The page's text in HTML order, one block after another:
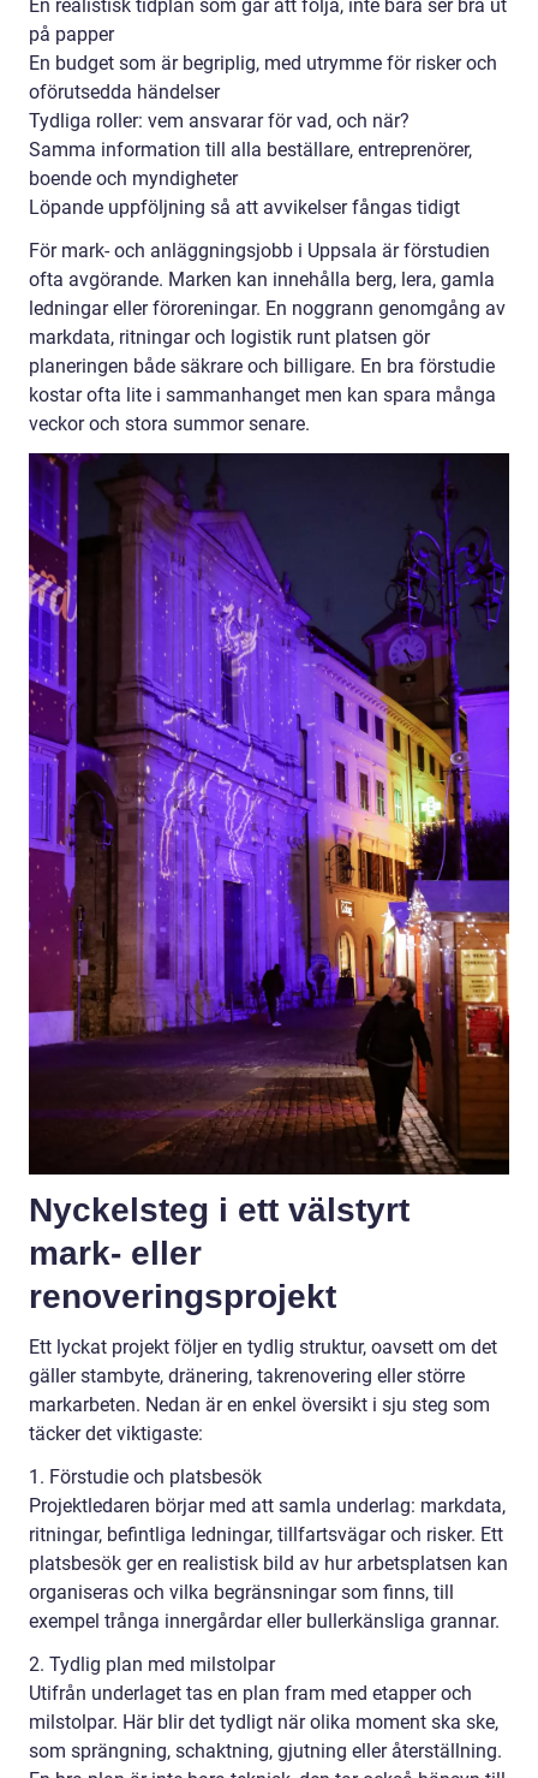
En realistisk tidplan som går att följa, inte bara ser bra ut
på papper
En budget som är begriplig, med utrymme för risker och
oförutsedda händelser
Tydliga roller: vem ansvarar för vad, och när?
Samma information till alla beställare, entreprenörer,
boende och myndigheter
Löpande uppföljning så att avvikelser fångas tidigt
För mark- och anläggningsjobb i Uppsala är förstudien
ofta avgörande. Marken kan innehålla berg, lera, gamla
ledningar eller föroreningar. En noggrann genomgång av
markdata, ritningar och logistik runt platsen gör
planeringen både säkrare och billigare. En bra förstudie
kostar ofta lite i sammanhanget men kan spara många
veckor och stora summor senare.
Nyckelsteg i ett välstyrt
mark- eller
renoveringsprojekt
Ett lyckat projekt följer en tydlig struktur, oavsett om det
gäller stambyte, dränering, takrenovering eller större
markarbeten. Nedan är en enkel översikt i sju steg som
täcker det viktigaste:
1. Förstudie och platsbesök
Projektledaren börjar med att samla underlag: markdata,
ritningar, befintliga ledningar, tillfartsvägar och risker. Ett
platsbesök ger en realistisk bild av hur arbetsplatsen kan
organiseras och vilka begränsningar som finns, till
exempel trånga innergårdar eller bullerkänsliga grannar.
2. Tydlig plan med milstolpar
Utifrån underlaget tas en plan fram med etapper och
milstolpar. Här blir det tydligt när olika moment ska ske,
som sprängning, schaktning, gjutning eller återställning.